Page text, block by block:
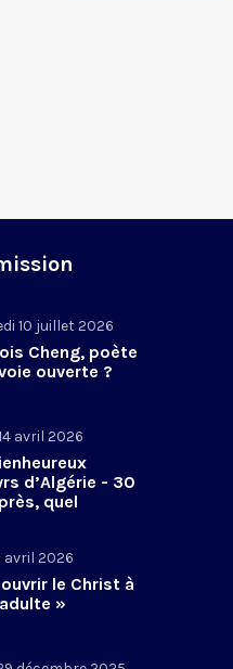
10 juillet 2026
Cheng, poète
ouverte ?
avril 2026
d’Algérie - 30
quel
spirituel?
avril 2026
le Christ à
»